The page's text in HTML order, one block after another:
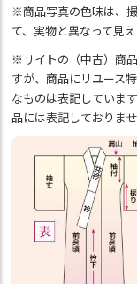
※商品写真の色味は、
て、実物と異なって見
※サイトの（中古）商
すが、商品にリユース
なものは表記していま
品には表記しておりま